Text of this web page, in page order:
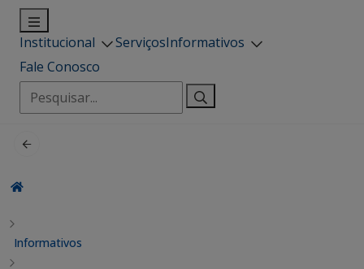
Institucional ServiçosInformativos
Fale Conosco
Pesquisar
por:
Informativos